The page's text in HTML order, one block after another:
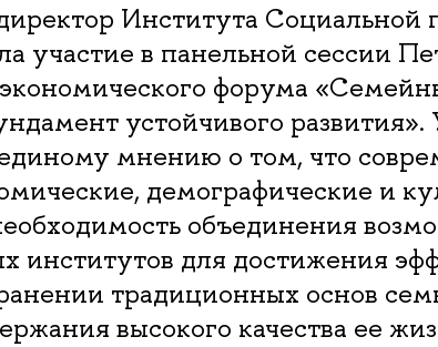
Института Социальной
в панельной сессии
форума
устойчивого развития».
мнению о том, что
демографические и
объединения
институтов для достижения
традиционных основ
высокого качества ее